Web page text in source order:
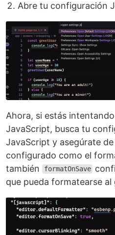
Abre tu configuración
Ahora, si estás
JavaScript, busca tu
JavaScript y asegúrate
configurado como el
también
formatOnSave
que pueda formatearse al